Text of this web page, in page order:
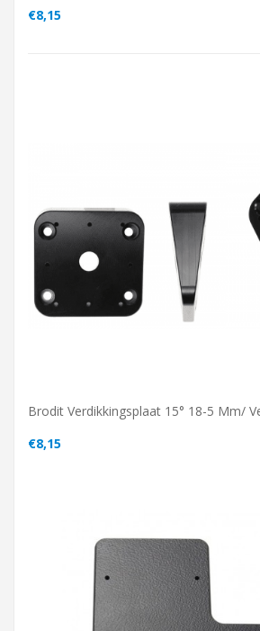
€8,15
Brodit Verdikkingsplaat 15° 18-5 Mm/
€8,15